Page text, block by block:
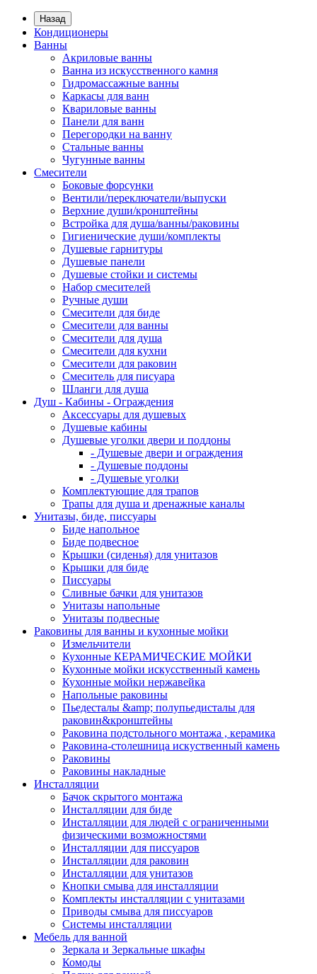
Назад
Кондиционеры
Ванны
Акриловые ванны
Ванна из искусственного камня
Гидромассажные ванны
Каркасы для ванн
Квариловые ванны
Панели для ванн
Перегородки на ванну
Стальные ванны
Чугунные ванны
Смесители
Боковые форсунки
Вентили/переключатели/выпуски
Верхние души/кронштейны
Встройка для душа/ванны/раковины
Гигиенические души/комплекты
Душевые гарнитуры
Душевые панели
Душевые стойки и системы
Набор смесителей
Ручные души
Смесители для биде
Смесители для ванны
Смесители для душа
Смесители для кухни
Смесители для раковин
Смеситель для писуара
Шланги для душа
Душ - Кабины - Ограждения
Аксессуары для душевых
Душевые кабины
Душевые уголки двери и поддоны
- Душевые двери и ограждения
- Душевые поддоны
- Душевые уголки
Комплектующие для трапов
Трапы для душа и дренажные каналы
Унитазы, биде, писсуары
Биде напольное
Биде подвесное
Крышки (сиденья) для унитазов
Крышки для биде
Писсуары
Сливные бачки для унитазов
Унитазы напольные
Унитазы подвесные
Раковины для ванны и кухонные мойки
Измельчители
Кухонные КЕРАМИЧЕСКИЕ МОЙКИ
Кухонные мойки искусственный камень
Кухонные мойки нержавейка
Напольные раковины
Пьедесталы &amp; полупьедисталы для
раковин&кронштейны
Раковина подстольного монтажа , керамика
Раковина-столешница искуственный камень
Раковины
Раковины накладные
Инсталляции
Бачок скрытого монтажа
Инсталляции для биде
Инсталляции для людей с ограниченными
физическими возможностями
Инсталляции для писсуаров
Инсталляции для раковин
Инсталляции для унитазов
Кнопки смыва для инсталляции
Комплекты инсталляции с унитазами
Приводы смыва для писсуаров
Системы инсталляции
Мебель для ванной
Зеркала и Зеркальные шкафы
Комоды